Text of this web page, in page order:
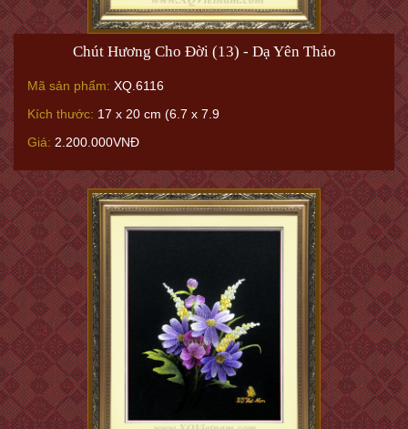
Chút Hương Cho Đời (13) - Dạ Yên Thảo
Mã sản phẩm: XQ.6116
Kích thước: 17 x 20 cm (6.7 x 7.9
Giá: 2.200.000VNĐ